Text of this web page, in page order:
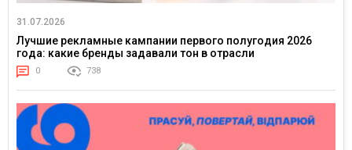
31.07.2026
Лучшие рекламные кампании первого полугодия 2026
года: какие бренды задавали тон в отрасли
0 738